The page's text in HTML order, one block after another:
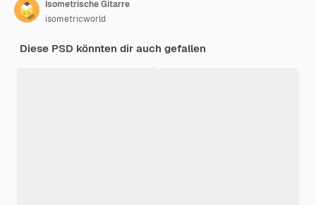
Isometrische Gitarre
isometricworld
Diese PSD könnten dir auch gefallen